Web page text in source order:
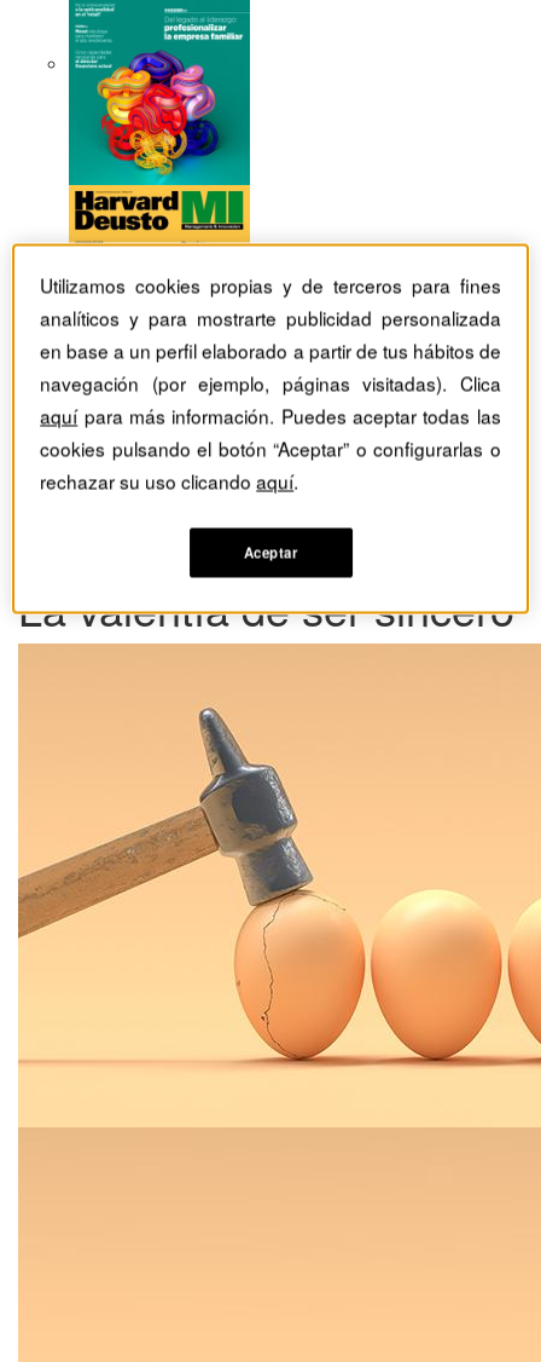
La valentía de ser sincero
Utilizamos cookies propias y de terceros para fines
analíticos y para mostrarte publicidad personalizada
en base a un perfil elaborado a partir de tus hábitos de
navegación (por ejemplo, páginas visitadas). Clica
aquípara más información. Puedes aceptar todas las
cookies pulsando el botón “Aceptar” o configurarlas o
rechazar su uso clicandoaquí.
Aceptar